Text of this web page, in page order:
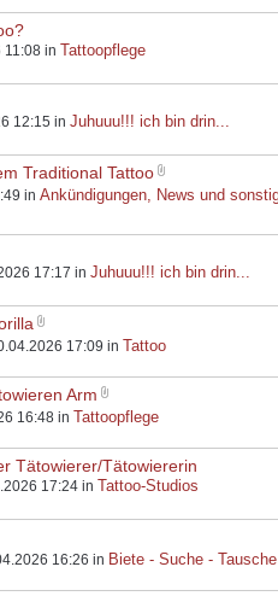
11:08 in Tattoopflege
12:15 in Juhuuu!!! ich bin drin...
Traditional Tattoo
in Ankündigungen, News und
17:17 in Juhuuu!!! ich bin drin...
17:09 in Tattoo
Arm
16:48 in Tattoopflege
Tätowierer/Tätowiererin
17:24 in Tattoo-Studios
16:26 in Biete - Suche - Tausche